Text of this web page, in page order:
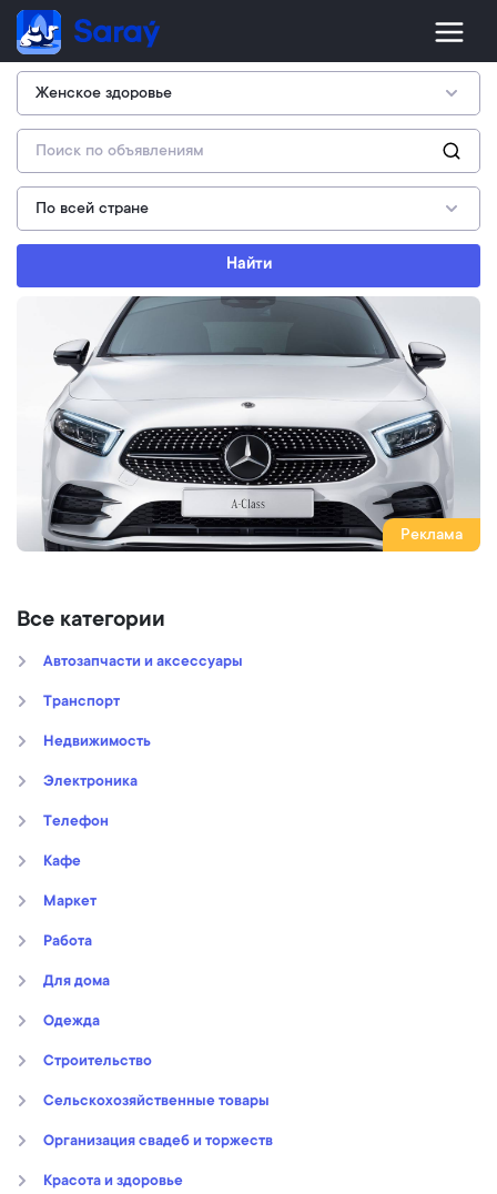
Найти
Реклама
Все категории
Автозапчасти и аксессуары
Транспорт
Недвижимость
Электроника
Телефон
Кафе
Маркет
Работа
Для дома
Oдежда
Строительство
Сельскохозяйственные товары
Организация свадеб и торжеств
Kрасота и здоровье